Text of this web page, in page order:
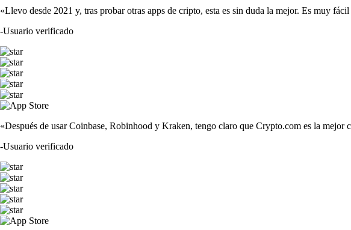
«Llevo desde 2021 y, tras probar otras apps de cripto, esta es sin duda la mejor. Es muy
-Usuario verificado
«Después de usar Coinbase, Robinhood y Kraken, tengo claro que Crypto.com es la
-Usuario verificado